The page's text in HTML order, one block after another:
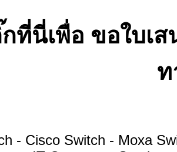
ที่นี่เพื่อ ขอใบเ
ท
- Cisco Switch - Moxa